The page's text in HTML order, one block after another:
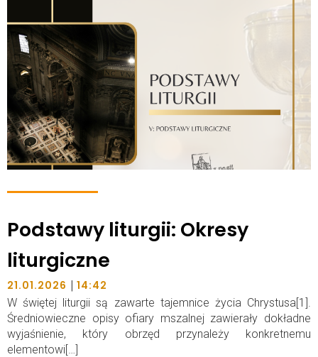
Podstawy liturgii: Okresy
liturgiczne
21.01.2026 | 14:42
W świętej liturgii są zawarte tajemnice życia Chrystusa[1].
Średniowieczne opisy ofiary mszalnej zawierały dokładne
wyjaśnienie, który obrzęd przynależy konkretnemu
elementowi[…]